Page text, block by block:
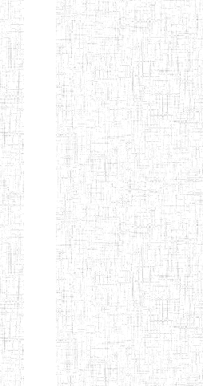
Etablissements
d'enseignement
normal
ENI
Chercher:
Effacer les filtres
Denomination
Type